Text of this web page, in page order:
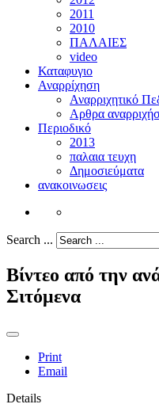
2011
2010
ΠΑΛΑΙΕΣ
video
Καταφυγιο
Αναρρίχηση
Αναρριχητικό
Αρθρα
Περιοδικό
2013
παλαια τευχη
Δημοσιεύματα
ανακοινωσεις
Search ...
Βίντεο από την
Σιτόμενα
Print
Email
Details